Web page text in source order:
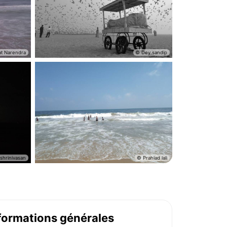
générales